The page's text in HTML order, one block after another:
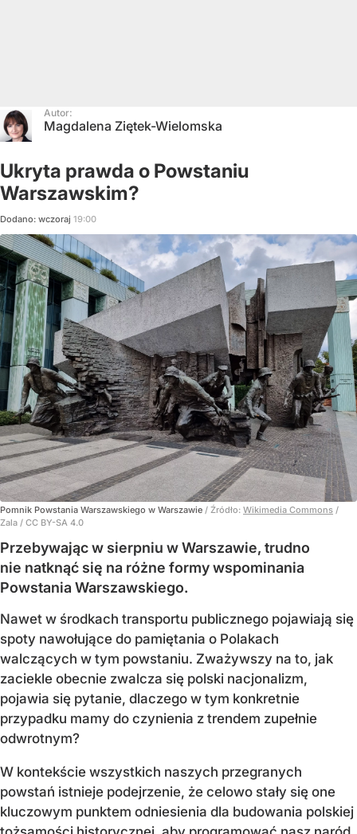
Autor:
Magdalena Ziętek-Wielomska
Ukryta prawda o Powstaniu
Warszawskim?
Dodano: wczoraj 19:00
Pomnik Powstania Warszawskiego w Warszawie / Źródło: Wikimedia Commons /
Zala / CC BY-SA 4.0
Przebywając w sierpniu w Warszawie, trudno
nie natknąć się na różne formy wspominania
Powstania Warszawskiego.
Nawet w środkach transportu publicznego pojawiają się
spoty nawołujące do pamiętania o Polakach
walczących w tym powstaniu. Zważywszy na to, jak
zaciekle obecnie zwalcza się polski nacjonalizm,
pojawia się pytanie, dlaczego w tym konkretnie
przypadku mamy do czynienia z trendem zupełnie
odwrotnym?
W kontekście wszystkich naszych przegranych
powstań istnieje podejrzenie, że celowo stały się one
kluczowym punktem odniesienia dla budowania polskiej